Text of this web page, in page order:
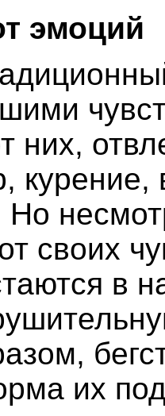
эмоций
них,
курение,
Но
своих
в
их